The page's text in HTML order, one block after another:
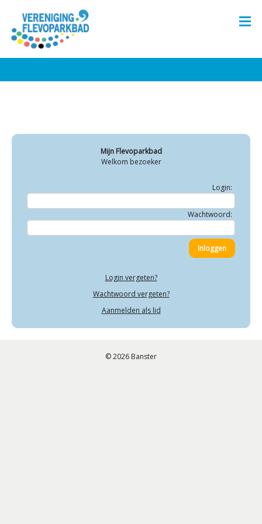
Mijn Flevoparkbad
Welkom bezoeker
Login:
Wachtwoord:
Login vergeten?
Wachtwoord vergeten?
Aanmelden als lid
© 2026 Banster